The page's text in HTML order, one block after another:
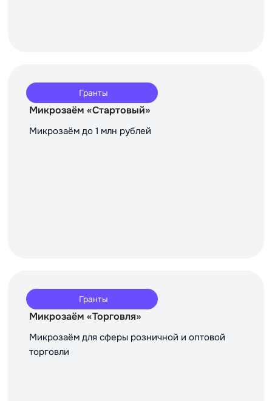
Гранты
Микрозаём «Стартовый»
Микрозаём до 1 млн рублей
Гранты
Микрозаём «Торговля»
Микрозаём для сферы розничной и оптовой
торговли